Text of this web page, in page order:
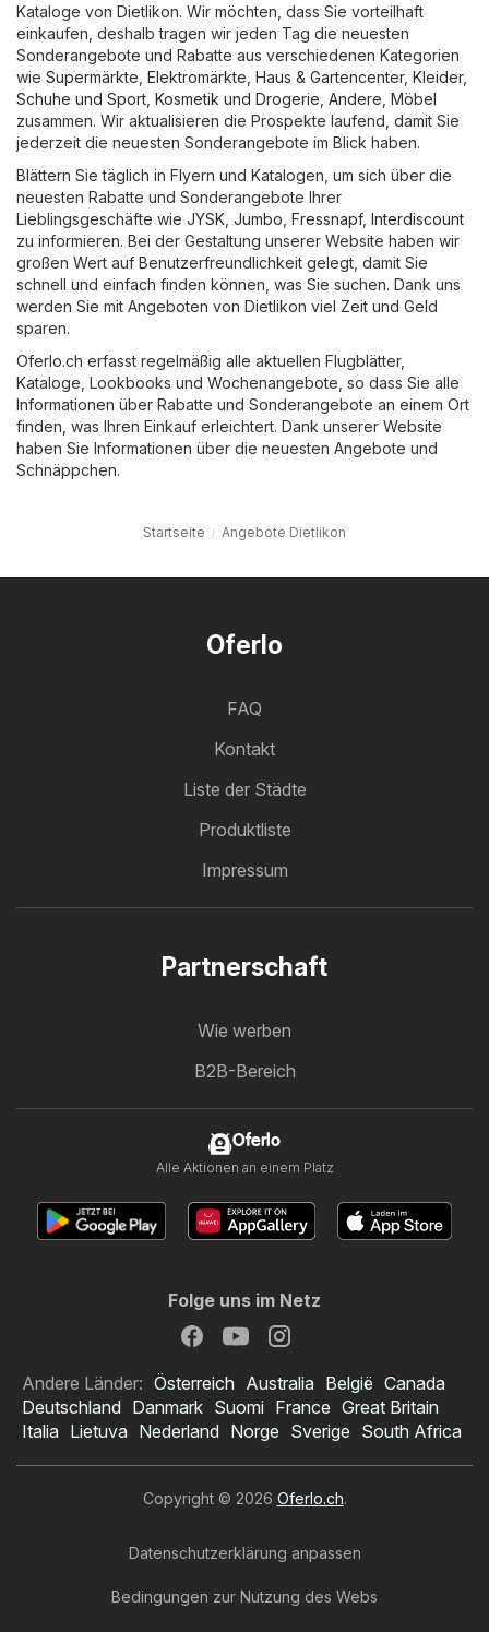
Kataloge von Dietlikon. Wir möchten, dass Sie vorteilhaft
einkaufen, deshalb tragen wir jeden Tag die neuesten
Sonderangebote und Rabatte aus verschiedenen Kategorien
wie Supermärkte Elektromärkte Haus & Gartencenter, Kleider,
Schuhe und Sport Kosmetik und Drogerie Andere Möbel
zusammen. Wir aktualisieren die Prospekte laufend, damit Sie
jederzeit die neuesten Sonderangebote im Blick haben.
Blättern Sie täglich in Flyern und Katalogen, um sich über die
neuesten Rabatte und Sonderangebote Ihrer
Lieblingsgeschäfte wie JYSK Jumbo Fressnapf, Interdiscount
zu informieren. Bei der Gestaltung unserer Website haben wir
großen Wert auf Benutzerfreundlichkeit gelegt, damit Sie
schnell und einfach finden können, was Sie suchen. Dank uns
werden Sie mit Angeboten von Dietlikon viel Zeit und Geld
sparen.
Oferlo.ch erfasst regelmäßig alle aktuellen Flugblätter,
Kataloge, Lookbooks und Wochenangebote, so dass Sie alle
Informationen über Rabatte und Sonderangebote an einem Ort
finden, was Ihren Einkauf erleichtert. Dank unserer Website
haben Sie Informationen über die neuesten Angebote und
Schnäppchen.
Startseite Angebote Dietlikon
Oferlo
FAQ
Kontakt
Liste der Städte
Produktliste
Impressum
Partnerschaft
Wie werben
B2B-Bereich
Oferlo
Alle Aktionen an einem Platz
Folge uns im Netz
Andere Länder: Österreich Australia België Canada
Deutschland Danmark Suomi France Great Britain
Italia Lietuva Nederland Norge Sverige South Africa
Copyright © 2026 Oferlo.ch.
Datenschutzerklärung anpassen
Bedingungen zur Nutzung des Webs